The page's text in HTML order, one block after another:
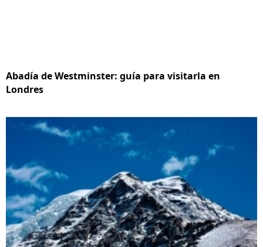
Abadía de Westminster: guía para visitarla en
Londres